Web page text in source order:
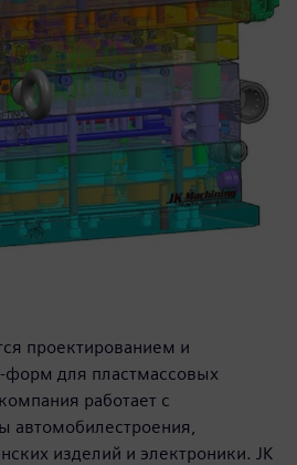
проектированием и
форм для пластмассовых
работает с
автомобилестроения,
изделий и электроники. JK